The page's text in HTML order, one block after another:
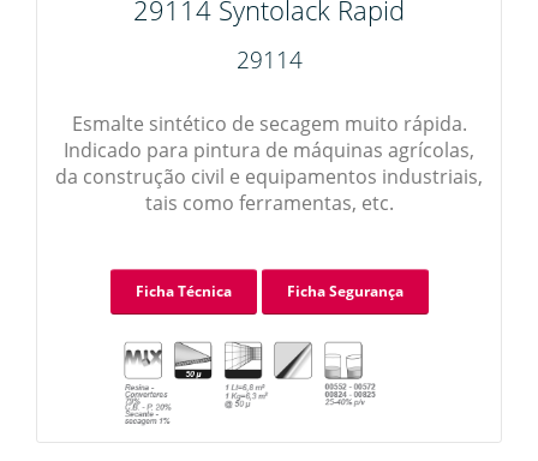
29114 Syntolack Rapid
29114
Esmalte sintético de secagem muito rápida.
Indicado para pintura de máquinas agrícolas,
da construção civil e equipamentos industriais,
tais como ferramentas, etc.
Ficha Técnica Ficha Segurança